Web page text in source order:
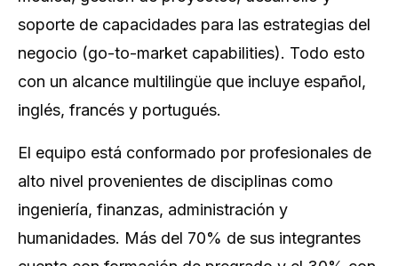
soporte de capacidades para las estrategias del
negocio (go-to-market capabilities). Todo esto
con un alcance multilingüe que incluye español,
inglés, francés y portugués.
El equipo está conformado por profesionales de
alto nivel provenientes de disciplinas como
ingeniería, finanzas, administración y
humanidades. Más del 70% de sus integrantes